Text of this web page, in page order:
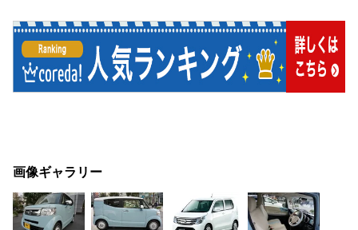
画像ギャラリー